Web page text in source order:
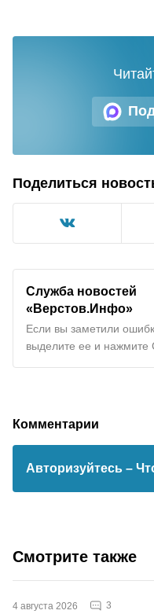
Поделиться
Служба новостей
«Верстов.Инфо»
Если вы заметили
выделите ее и нажмите
Комментарии
Авторизуйтесь –
Смотрите также
4 августа 2026 3